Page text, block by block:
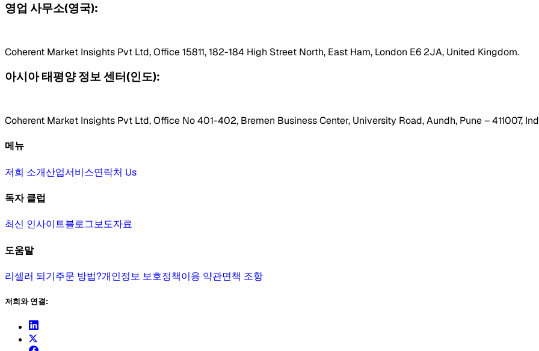
영업 사무소(영국):
Coherent Market Insights Pvt Ltd, Office 15811, 182-184 High Street North, East Ham, London E6 2JA, United Kingdom.
아시아 태평양 정보 센터(인도):
Coherent Market Insights Pvt Ltd, Office No 401-402, Bremen Business Center, University Road, Aundh, Pune – 411007,
메뉴
저희 소개산업서비스연락처 Us
독자 클럽
최신 인사이트블로그보도자료
도움말
리셀러 되기주문 방법?개인정보 보호정책이용 약관면책 조항
저희와 연결: